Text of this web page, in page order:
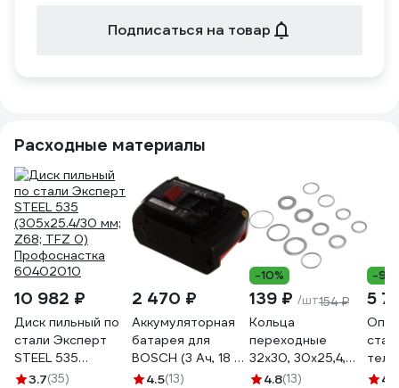
Подписаться на товар
Расходные материалы
10 982 ₽
Диск пильный по
стали Эксперт
STEEL 535
(305х25.4/30 мм;
3.7(35)
2 470 ₽
Аккумуляторная
батарея для
BOSCH (3 Ач, 18 В,
Li-Ion) Pitatel TSB-
4.5(13)
-10%
139 ₽ /шт154 ₽
Кольца
переходные
32x30, 30x25,4,
25,4x22.2,
4.8(13)
-9%
5
для4.6